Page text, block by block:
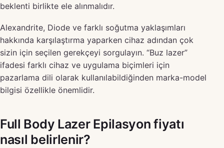
beklenti birlikte ele alınmalıdır.
Alexandrite, Diode ve farklı soğutma yaklaşımları
hakkında karşılaştırma yaparken cihaz adından çok
sizin için seçilen gerekçeyi sorgulayın. “Buz lazer”
ifadesi farklı cihaz ve uygulama biçimleri için
pazarlama dili olarak kullanılabildiğinden marka-model
bilgisi özellikle önemlidir.
Full Body Lazer Epilasyon fiyatı
nasıl belirlenir?